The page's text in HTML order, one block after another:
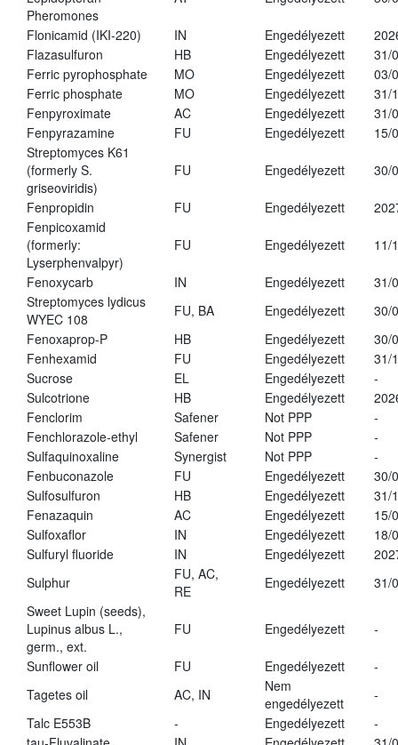
Pheromones
Flonicamid (IKI-220) IN Engedélyezett
Flazasulfuron
HB Engedélyezett
31/
Ferric pyrophosphate
MO Engedélyezett
03/
Ferric phosphate
MO Engedélyezett
31/
Fenpyroximate
AC Engedélyezett
31/
Fenpyrazamine
FU Engedélyezett
15/
Streptomyces K61
(formerly S.
griseoviridis)
FU Engedélyezett 30/
Fenpropidin FU Engedélyezett
Fenpicoxamid
(formerly:
Lyserphenvalpyr)
FU Engedélyezett 11/
Fenoxycarb IN Engedélyezett
31/
Streptomyces lydicus
WYEC 108
FU, BA Engedélyezett
30/
Fenoxaprop-P
HB Engedélyezett
30/
Fenhexamid
FU Engedélyezett
31/
Sucrose
EL Engedélyezett
-
Sulcotrione
HB Engedélyezett
Fenclorim
Safener Not PPP
-
Fenchlorazole-ethyl
Safener Not PPP
-
Sulfaquinoxaline
Synergist Not PPP
-
Fenbuconazole
FU Engedélyezett
30/
Sulfosulfuron
HB Engedélyezett
31/
Fenazaquin
AC Engedélyezett
15/
Sulfoxaflor
IN Engedélyezett
18/
Sulfuryl fluoride
IN Engedélyezett
Sulphur
FU, AC,
RE
Engedélyezett
31/
Sweet Lupin (seeds),
Lupinus albus L.,
germ., ext.
FU Engedélyezett -
Sunflower oil FU Engedélyezett
-
Tagetes oil
AC, IN
Nem
engedélyezett
-
Talc E553B
- Engedélyezett
-